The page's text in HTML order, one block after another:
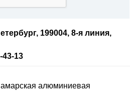
199004, 8-я линия,
43-13
алюминиевая